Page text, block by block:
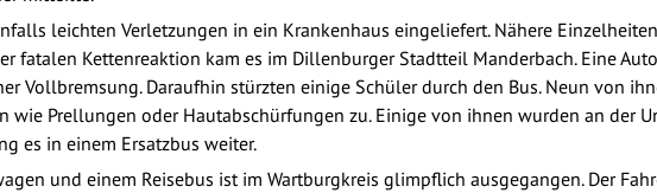
leichten Verletzungen in ein Krankenhaus eingeliefert. Nähere
fatalen Kettenreaktion kam es im Dillenburger Stadtteil Manderbach. Eine
Vollbremsung. Daraufhin stürzten einige Schüler durch den Bus. Neun von
wie Prellungen oder Hautabschürfungen zu. Einige von ihnen wurden an der
es in einem Ersatzbus weiter.
und einem Reisebus ist im Wartburgkreis glimpflich ausgegangen. Der